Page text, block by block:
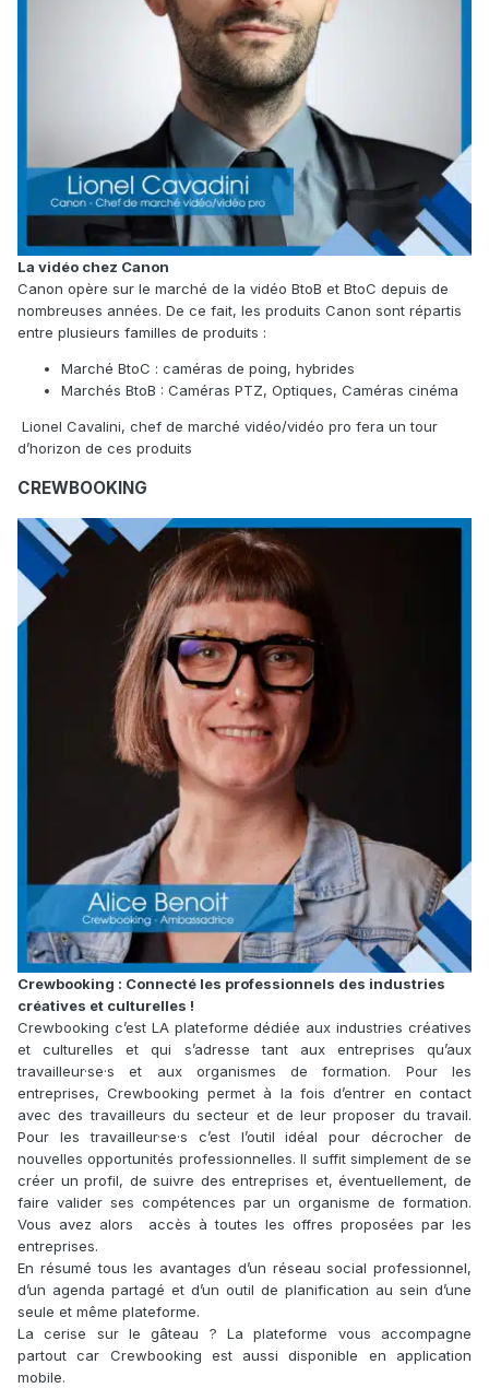
La vidéo chez Canon
Canon opère sur le marché de la vidéo BtoB et BtoC depuis de
nombreuses années. De ce fait, les produits Canon sont répartis
entre plusieurs familles de produits :
Marché BtoC : caméras de poing, hybrides
Marchés BtoB : Caméras PTZ, Optiques, Caméras cinéma
Lionel Cavalini, chef de marché vidéo/vidéo pro fera un tour
d’horizon de ces produits
CREWBOOKING
Crewbooking : Connecté les professionnels des industries
créatives et culturelles !
Crewbooking c’est LA plateforme dédiée aux industries créatives
et culturelles et qui s’adresse tant aux entreprises qu’aux
travailleur·se·s et aux organismes de formation. Pour les
entreprises, Crewbooking permet à la fois d’entrer en contact
avec des travailleurs du secteur et de leur proposer du travail.
Pour les travailleur·se·s c’est l’outil idéal pour décrocher de
nouvelles opportunités professionnelles. Il suffit simplement de se
créer un profil, de suivre des entreprises et, éventuellement, de
faire valider ses compétences par un organisme de formation.
Vous avez alors accès à toutes les offres proposées par les
entreprises.
En résumé tous les avantages d’un réseau social professionnel,
d’un agenda partagé et d’un outil de planification au sein d’une
seule et même plateforme.
La cerise sur le gâteau ? La plateforme vous accompagne
partout car Crewbooking est aussi disponible en application
mobile.